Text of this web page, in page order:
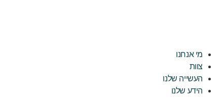
מי אנחנו
צוות
העשייה שלנו
הידע שלנו